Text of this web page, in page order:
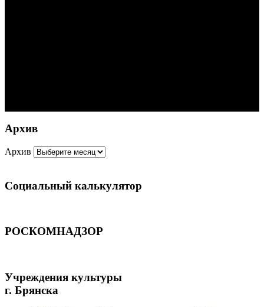
Архив
Архив
Социальный калькулятор
РОСКОМНАДЗОР
Учреждения культуры
г. Брянска